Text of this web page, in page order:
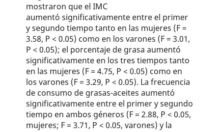
mostraron que el IMC
aumentó significativamente entre el primer
y segundo tiempo tanto en las mujeres (F =
3.58, P < 0.05) como en los varones (F = 3.01,
P < 0.05); el porcentaje de grasa aumentó
significativamente en los tres tiempos tanto
en las mujeres (F = 4.75, P < 0.05) como en
los varones (F = 3.29, P < 0.05). La frecuencia
de consumo de grasas-aceites aumentó
significativamente entre el primer y segundo
tiempo en ambos géneros (F = 2.88, P < 0.05,
mujeres; F = 3.71, P < 0.05, varones) y la